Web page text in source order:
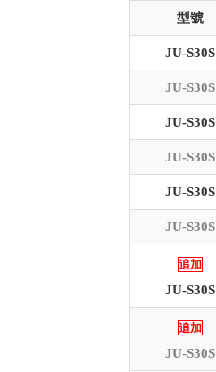
型號
JU-S30S
JU-S30S
JU-S30S
JU-S30S
JU-S30S
JU-S30S
追加
JU-S30S
追加
JU-S30S